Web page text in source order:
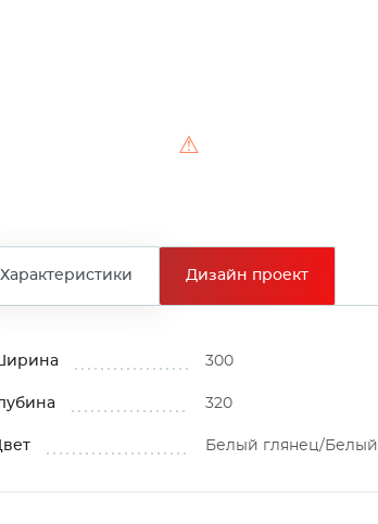
⚠
Характеристики Дизайн проект
300
320
Белый глянец/Белый